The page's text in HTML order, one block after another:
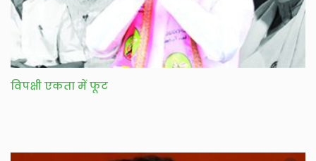
विपक्षी एकता में फूट